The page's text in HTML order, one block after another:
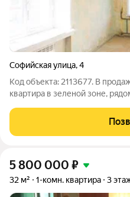
Софийская улица,4
Код объекта: 2113677. B
квapтира в зеленой зоне,
ремонта по вашему вкусу для
Находится на удобном 3 этaже,
5 800 000 ₽
32 м² 1-комн. квартира 3